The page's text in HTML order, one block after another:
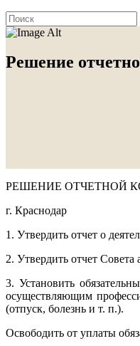
Решение
РЕШЕНИЕ ОТЧЕТНОЙ
г. Краснодар
1. Утвердить отчет о
2. Утвердить отчет
3. Установить
осуществляющим
(отпуск, болезнь и т. п.).
Освободить от уплаты